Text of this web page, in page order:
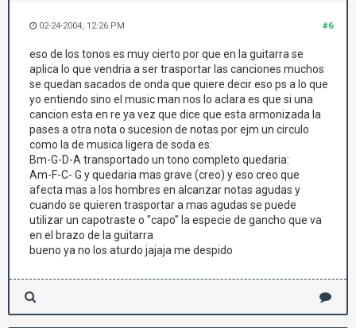
#6
02-24-2004, 12:26 PM
eso de los tonos es muy cierto por que en la guitarra se
aplica lo que vendria a ser trasportar las canciones muchos
se quedan sacados de onda que quiere decir eso ps a lo que
yo entiendo sino el music man nos lo aclara es que si una
cancion esta en re ya vez que dice que esta armonizada la
pases a otra nota o sucesion de notas por ejm un circulo
como la de musica ligera de soda es:
Bm-G-D-A transportado un tono completo quedaria:
Am-F-C- G y quedaria mas grave (creo) y eso creo que
afecta mas a los hombres en alcanzar notas agudas y
cuando se quieren trasportar a mas agudas se puede
utilizar un capotraste o "capo" la especie de gancho que va
en el brazo de la guitarra
bueno ya no los aturdo jajaja me despido